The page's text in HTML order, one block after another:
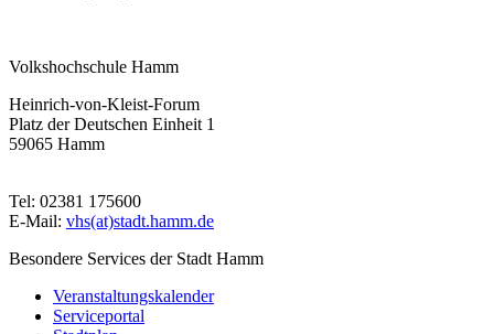
Volkshochschule Hamm
Heinrich-von-Kleist-Forum
Platz der Deutschen Einheit 1
59065 Hamm
Tel: 02381 175600
E-Mail: vhs(at)stadt.hamm.de
Besondere Services der Stadt Hamm
Veranstaltungskalender
Serviceportal